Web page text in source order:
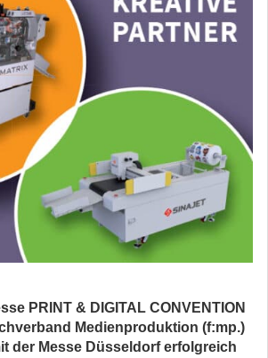
PRINT & DIGITAL CONVENTION
Medienproduktion (f:mp.)
der Messe Düsseldorf erfolgreich